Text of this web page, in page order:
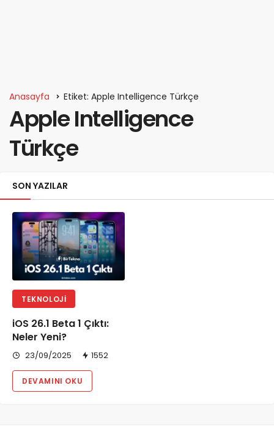
Anasayfa Etiket: Apple Intelligence Türkçe
Apple Intelligence
Türkçe
SON YAZILAR
TEKNOLOJI
iOS 26.1 Beta 1 Çıktı:
Neler Yeni?
23/09/2025 1552
DEVAMINI OKU